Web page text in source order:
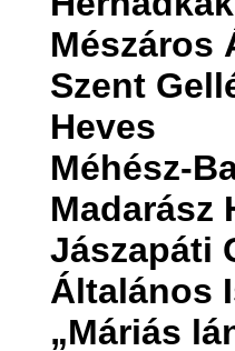
Mészáros
Szent
Heves
Méhész-
Madarász
Jászapáti
Általános
„Máriás